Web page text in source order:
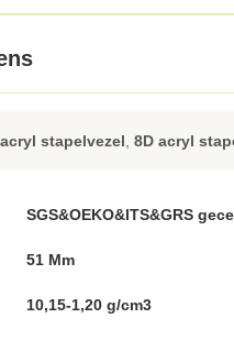
stapelvezel 8D acryl
SGS&OEKO&ITS&GRS
51 Mm
10,15-1,20 g/cm3